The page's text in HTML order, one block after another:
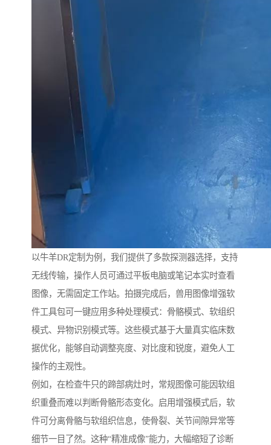
以牛羊DR定制为例，我们提供了多款探测器选择，支持
无线传输，操作人员可通过平板电脑或笔记本实时查看
图像，无需固定工作站。拍摄完成后，兽用图像增强软
件工具包可一键应用多种处理模式：骨骼模式、软组织
模式、异物识别模式等。这些模式基于大量真实临床数
据优化，能够自动调整亮度、对比度和锐度，避免人工
操作的主观性。
例如，在检查牛只的蹄部病灶时，常规图像可能因软组
织重叠而难以判断骨骼形态变化。启用增强模式后，软
件可分离骨骼与软组织信息，使骨裂、关节间隙异常等
细节一目了然。这种“精准成像”能力，大幅缩短了诊断